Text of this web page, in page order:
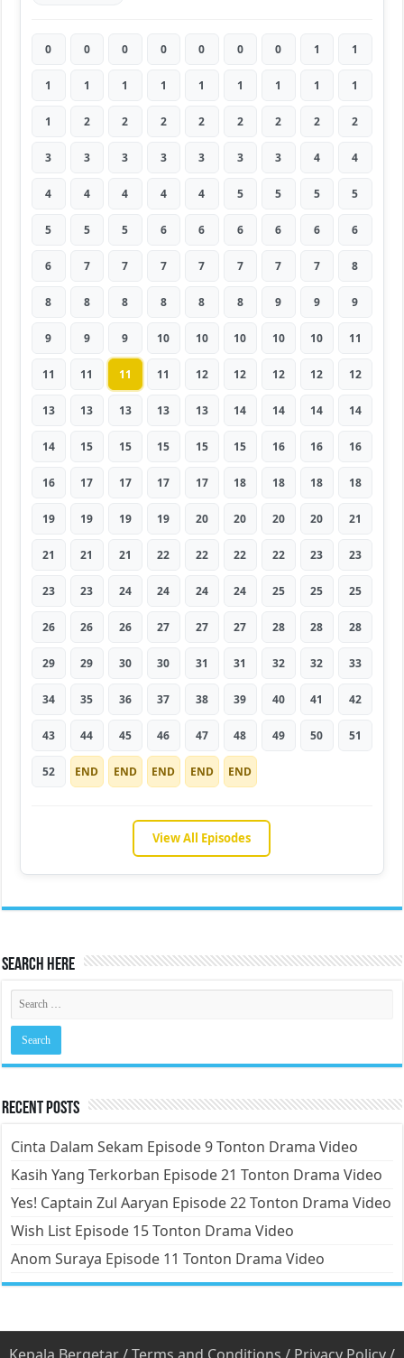
0 0 0 0 0 0 0 1 1
1 1 1 1 1 1 1 1 1
1 2 2 2 2 2 2 2 2
3 3 3 3 3 3 3 4 4
4 4 4 4 4 5 5 5 5
5 5 5 6 6 6 6 6 6
6 7 7 7 7 7 7 7 8
8 8 8 8 8 8 9 9 9
9 9 9 10 10 10 10 10 11
11 11 11 11 12 12 12 12 12
13 13 13 13 13 14 14 14 14
14 15 15 15 15 15 16 16 16
16 17 17 17 17 18 18 18 18
19 19 19 19 20 20 20 20 21
21 21 21 22 22 22 22 23 23
23 23 24 24 24 24 25 25 25
26 26 26 27 27 27 28 28 28
29 29 30 30 31 31 32 32 33
34 35 36 37 38 39 40 41 42
43 44 45 46 47 48 49 50 51
52 END END END END END
View All Episodes
Search Here
Recent Posts
Cinta Dalam Sekam Episode 9 Tonton Drama Video
Kasih Yang Terkorban Episode 21 Tonton Drama Video
Yes! Captain Zul Aaryan Episode 22 Tonton Drama Video
Wish List Episode 15 Tonton Drama Video
Anom Suraya Episode 11 Tonton Drama Video